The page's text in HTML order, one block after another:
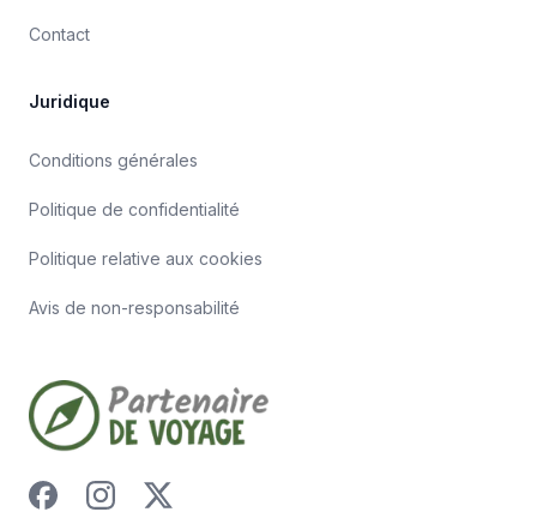
Contact
Juridique
Conditions générales
Politique de confidentialité
Politique relative aux cookies
Avis de non-responsabilité